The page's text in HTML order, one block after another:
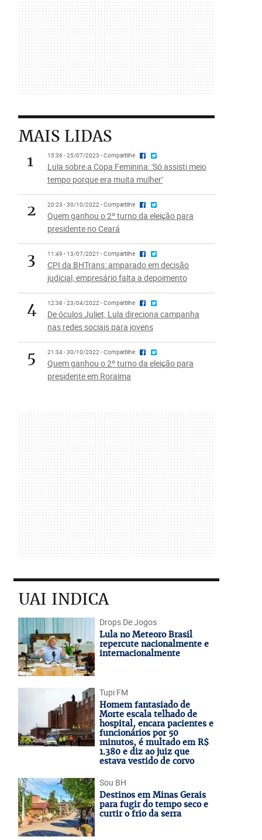
MAIS LIDAS
1
15:36 - 25/07/2023 - Compartilhe
Lula sobre a Copa Feminina: 'Só assisti meio
tempo porque era muita mulher'
2 20:23 - 30/10/2022 - Compartilhe
Quem ganhou o 2º turno da eleição para
presidente no Ceará
3 11:49 - 13/07/2021 - Compartilhe
CPI da BHTrans: amparado em decisão
judicial, empresário falta a depoimento
4 12:38 - 23/04/2022 - Compartilhe
De óculos Juliet, Lula direciona campanha
nas redes sociais para jovens
5 21:34 - 30/10/2022 - Compartilhe
Quem ganhou o 2º turno da eleição para
presidente em Roraima
UAI INDICA
Drops De Jogos
Lula no Meteoro Brasil
repercute nacionalmente e
internacionalmente
Tupi FM
Homem fantasiado de
Morte escala telhado de
hospital, encara pacientes e
funcionários por 50
minutos, é multado em R$
1.380 e diz ao juiz que
estava vestido de corvo
Sou BH
Destinos em Minas Gerais
para fugir do tempo seco e
curtir o frio da serra